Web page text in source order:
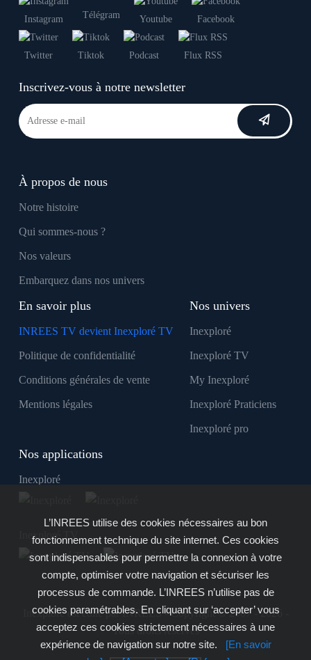
Instagram Télégram Youtube Facebook
Twitter Tiktok Podcast Flux RSS
Inscrivez-vous à notre newsletter
À propos de nous
Notre histoire
Qui sommes-nous ?
Nos valeurs
Embarquez dans nos univers
En savoir plus
INREES TV devient Inexploré TV
Politique de confidentialité
Conditions générales de vente
Mentions légales
Nos univers
Inexploré
Inexploré TV
My Inexploré
Inexploré Praticiens
Inexploré pro
Nos applications
Inexploré
Inexploré TV
Inexploré est édité par INREES - Copyright © 2007 - 2026 -
Tous droits réservés
L’INREES utilise des cookies nécessaires au bon
fonctionnement technique du site internet. Ces cookies
sont indispensables pour permettre la connexion à votre
compte, optimiser votre navigation et sécuriser les
processus de commande. L’INREES n’utilise pas de
cookies paramétrables. En cliquant sur ‘accepter’ vous
acceptez ces cookies strictement nécessaires à une
expérience de navigation sur notre site.
[En savoir